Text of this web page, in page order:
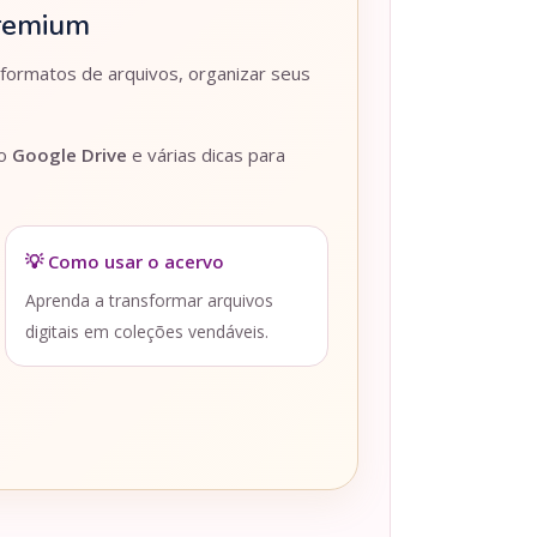
de arquivos, organizar seus
Google Drive e várias dicas para
💡 Como usar o acervo
Aprenda a transformar arquivos
digitais em coleções vendáveis.